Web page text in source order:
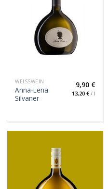
WEISSWEIN
Anna-Lena
Silvaner
9,90 €
13,20 €/ l